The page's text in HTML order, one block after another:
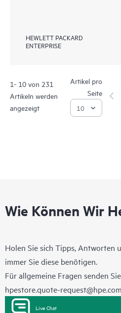
HEWLETT PACKARD
ENTERPRISE
1- 10 von 231
Artikeln werden
angezeigt
Artikel pro
Seite
Wie Können Wir
Holen Sie sich Tipps, Antworten
immer Sie diese benötigen.
Für allgemeine Fragen senden
hpestore.quote-request@hpe.com
Live Chat